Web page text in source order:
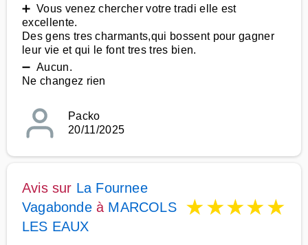
➕ Vous venez chercher votre tradi elle est
excellente.
Des gens tres charmants,qui bossent pour gagner
leur vie et qui le font tres tres bien.
➖ Aucun.
Ne changez rien
Packo
20/11/2025
Avis sur La Fournee
Vagabondeà MARCOLS
LES EAUX
★★★★★